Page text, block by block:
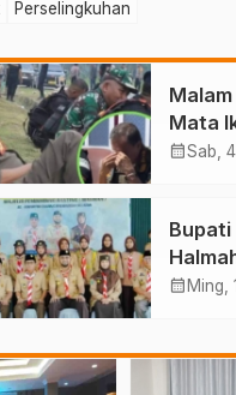
Perselingkuhan
Mata
calendar_monthSab,
Bupati
Hadiri
calendar_month Ming,